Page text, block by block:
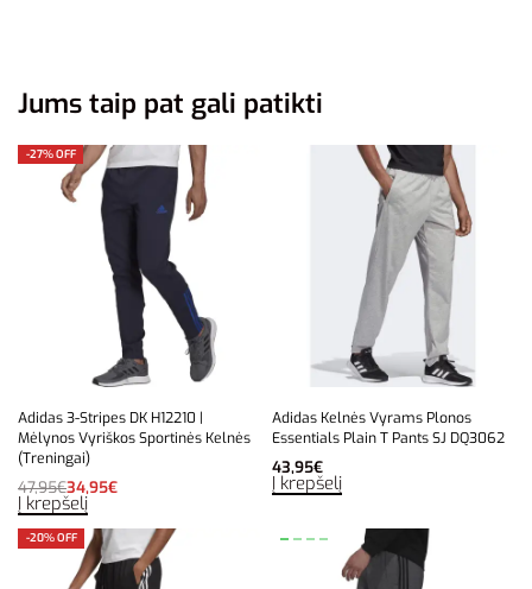
Jums taip pat gali patikti
-27% OFF
Adidas 3-Stripes DK H12210 |
Mėlynos Vyriškos Sportinės Kelnės
(Treningai)
47,95€34,95€
Į krepšelį
Adidas Kelnės Vyrams Plonos
Essentials Plain T Pants SJ DQ3062
43,95€
Į krepšelį
-20% OFF